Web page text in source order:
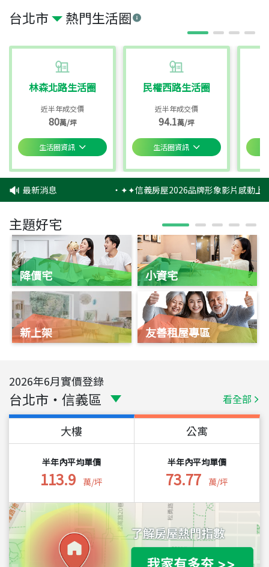
台北市 熱門生活圈
林森北路生活圈
近半年成交價
80萬/坪
生活圈資訊
民權西路生活圈
近半年成交價
94.1萬/坪
生活圈資訊
最新消息 ‧✦✦信義房屋2026品牌形象影片感動上
主題好宅
降價宅
新上架
小資宅
友善租屋專區
2026年6月實價登錄
台北市 ・ 信義區 看全部
大樓
半年內平均單價
113.9 萬/坪
公寓
半年內平均單價
73.77 萬/坪